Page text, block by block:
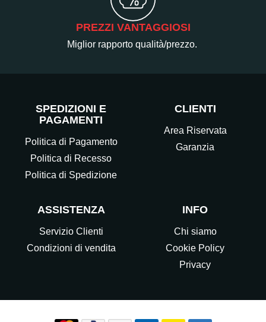
PREZZI VANTAGGIOSI
Miglior rapporto qualità/prezzo.
SPEDIZIONI E
PAGAMENTI
Politica di Pagamento
Politica di Recesso
Politica di Spedizione
CLIENTI
Area Riservata
Garanzia
ASSISTENZA
Servizio Clienti
Condizioni di vendita
INFO
Chi siamo
Cookie Policy
Privacy